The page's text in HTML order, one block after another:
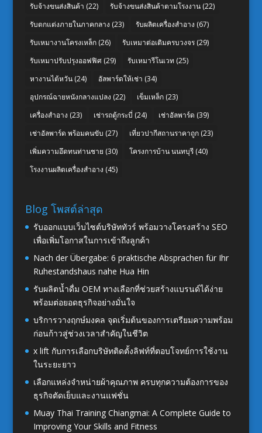
รับจ้างขนส่งสินค้า (22) รับจ้างขนส่งสินค้าตามโรงงาน(22)
รับตกแต่งภายในภาคกลาง (23) รับผลิตเครื่องสำอาง (67)
รับเหมางานโครงเหล็ก(26) รับเหมาต่อเติมครบวงจร(29)
รับเหมาปรับปรุงออฟฟิศ(29) รับเหมารีโนเวท (25)
หางานไต้หวัน(24) อัลพาร์ดให้เช่า (34)
อุปกรณ์ฉายหนังกลางแปลง (22) เข็มเหล็ก(23)
เครื่องสำอาง (23) เช่ารถตู้กระบี่ (24) เช่าอัลพาร์ด (39)
เช่าอัลพาร์ด พร้อมคนขับ (27) เที่ยวปากีสถานราคาถูก(23)
เพิ่มความอึดทนท่านชาย (30) โครงการบ้าน นนทบุรี(40)
โรงงานผลิตเครื่องสำอาง (45)
Blog โพสต์ล่าสุด
รับออกแบบเว็บไซต์บริษัททัวร์ พร้อมวางโครงสร้าง SEO
เพื่อเพิ่มโอกาสในการเข้าถึงลูกค้า
Nach der Übergabe: 6 praktische Absprachen für Ihr
Ruhestandshaus nahe Hua Hin
รับผลิตน้ำดื่ม OEM ทางเลือกที่ช่วยสร้างแบรนด์ได้ง่าย
พร้อมต่อยอดธุรกิจอย่างมั่นใจ
บริการวางฤกษ์มงคล จุดเริ่มต้นของการเตรียมความพร้อม
ก่อนก้าวสู่ช่วงเวลาสำคัญในชีวิต
x lift กับการเลือกบริษัทติดตั้งลิฟท์ที่ตอบโจทย์การใช้งาน
ในระยะยาว
เลือกแหล่งจำหน่ายผ้าคุณภาพ ครบทุกความต้องการของ
ธุรกิจตัดเย็บและงานแฟชั่น
Muay Thai Training Chiangmai: A Complete Guide to
Improving Your Skills and Fitness